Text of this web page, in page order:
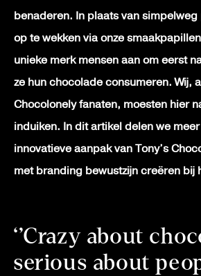
benaderen. In plaats van
op te wekken via onze
unieke merk mensen aan om eerst
ze hun chocolade consumeren. Wij,
Chocolonely fanaten, moesten hier
induiken. In dit artikel delen we
innovatieve aanpak van Tony’s
met branding bewustzijn creëren bij
‘’Crazy about
serious about